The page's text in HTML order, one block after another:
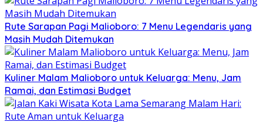
Rute Sarapan Pagi Malioboro: 7 Menu Legendaris yang
Masih Mudah Ditemukan
Kuliner Malam Malioboro untuk Keluarga: Menu, Jam
Ramai, dan Estimasi Budget